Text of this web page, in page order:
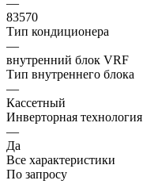
83570
Тип кондиционера
—
внутренний блок VRF
Тип внутреннего блока
—
Кассетный
Инверторная технология
—
Да
Все характеристики
По запросу